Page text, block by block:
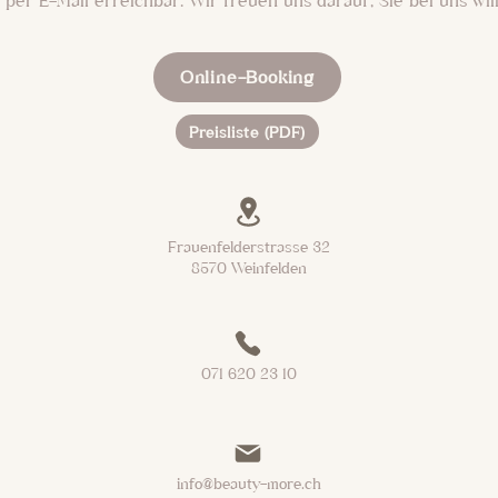
Online-Booking
Preisliste (PDF)
Frauenfelderstrasse 32
8570 Weinfelden
071 620 23 10
info@beauty-more.ch